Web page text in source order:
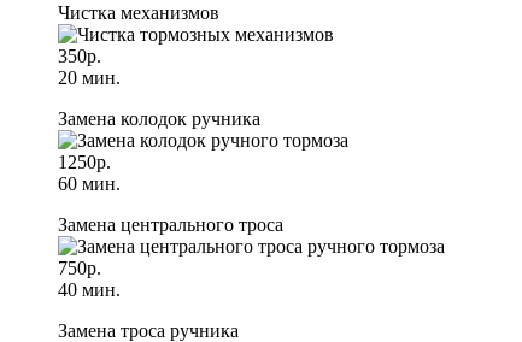
Чистка механизмов
350р.
20 мин.
Замена колодок ручника
1250р.
60 мин.
Замена центрального троса
750р.
40 мин.
Замена троса ручника